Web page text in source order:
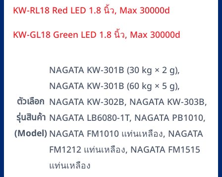
KW-RL18 Red LED 1.8 นิ้ว, Max 30000d
KW-GL18 Green LED 1.8 นิ้ว, Max 30000d
ตัวเลือก
รุ่นสินค้า
(Model)
NAGATA KW-301B (30 kg × 2 g),
NAGATA KW-301B (60 kg × 5 g),
NAGATA KW-302B, NAGATA KW-303B,
NAGATA LB6080-1T, NAGATA PB1010,
NAGATA FM1010 แท่นเหลือง, NAGATA
FM1212 แท่นเหลือง, NAGATA FM1515
แท่นเหลือง